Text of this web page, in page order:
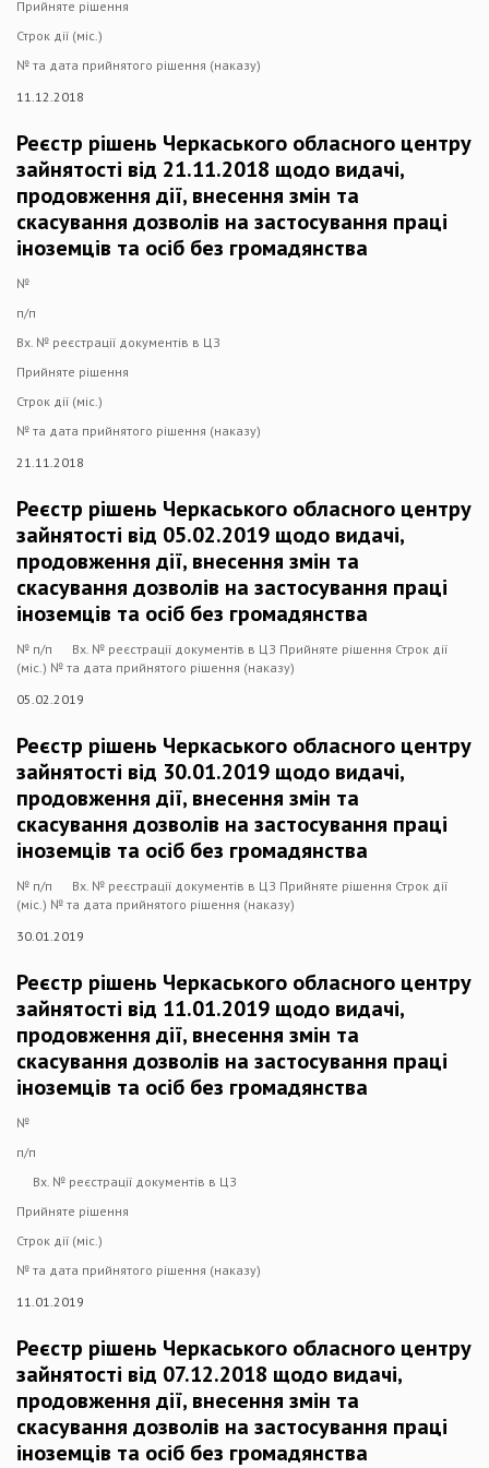
Прийняте рішення
Строк дії (міс.)
№ та дата прийнятого рішення (наказу)
11.12.2018
Реєстр рішень Черкаського обласного центру
зайнятості від 21.11.2018 щодо видачі,
продовження дії, внесення змін та
скасування дозволів на застосування праці
іноземців та осіб без громадянства
№
п/п
Вх. № реєстрації документів в ЦЗ
Прийняте рішення
Строк дії (міс.)
№ та дата прийнятого рішення (наказу)
21.11.2018
Реєстр рішень Черкаського обласного центру
зайнятості від 05.02.2019 щодо видачі,
продовження дії, внесення змін та
скасування дозволів на застосування праці
іноземців та осіб без громадянства
№ п/п Вх. № реєстрації документів в ЦЗ Прийняте рішення Строк дії
(міс.) № та дата прийнятого рішення (наказу)
05.02.2019
Реєстр рішень Черкаського обласного центру
зайнятості від 30.01.2019 щодо видачі,
продовження дії, внесення змін та
скасування дозволів на застосування праці
іноземців та осіб без громадянства
№ п/п Вх. № реєстрації документів в ЦЗ Прийняте рішення Строк дії
(міс.) № та дата прийнятого рішення (наказу)
30.01.2019
Реєстр рішень Черкаського обласного центру
зайнятості від 11.01.2019 щодо видачі,
продовження дії, внесення змін та
скасування дозволів на застосування праці
іноземців та осіб без громадянства
№
п/п
Вх. № реєстрації документів в ЦЗ
Прийняте рішення
Строк дії (міс.)
№ та дата прийнятого рішення (наказу)
11.01.2019
Реєстр рішень Черкаського обласного центру
зайнятості від 07.12.2018 щодо видачі,
продовження дії, внесення змін та
скасування дозволів на застосування праці
іноземців та осіб без громадянства